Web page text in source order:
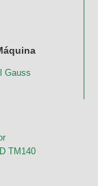
Gauss
TM140